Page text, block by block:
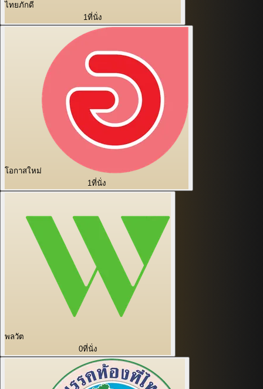
ไทยภักดี
1ที่นั่ง
โอกาสใหม่
1ที่นั่ง
พลวัต
0ที่นั่ง